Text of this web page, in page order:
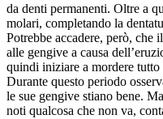
da denti permanenti. Oltre a
molari, completando la
Potrebbe accadere, però,
alle gengive a causa
quindi iniziare a mordere
Durante questo periodo
le sue gengive stiano bene.
noti qualcosa che non va,